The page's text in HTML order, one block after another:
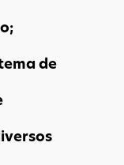
de